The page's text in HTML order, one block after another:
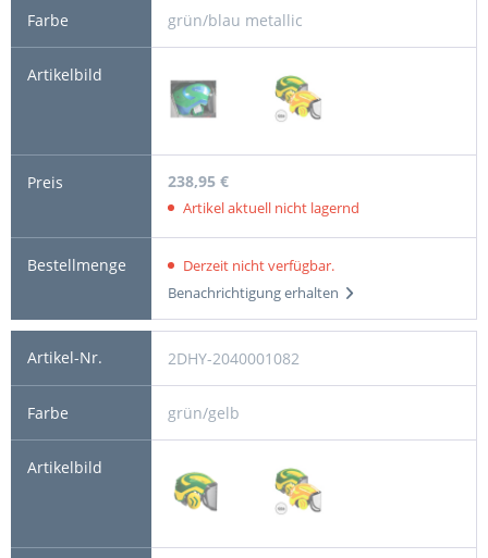
grün/blau metallic
238,95 €
Artikel aktuell nicht lagernd
Derzeit nicht verfügbar.
Benachrichtigung erhalten
2DHY-2040001082
grün/gelb